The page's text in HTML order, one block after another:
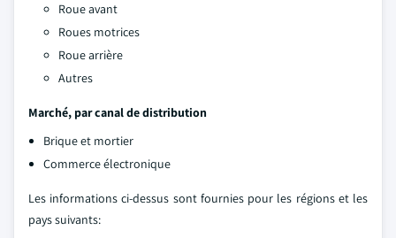
Roue avant
Roues motrices
Roue arrière
Autres
Marché, par canal de distribution
Brique et mortier
Commerce électronique
Les informations ci-dessus sont fournies pour les régions et les
pays suivants: